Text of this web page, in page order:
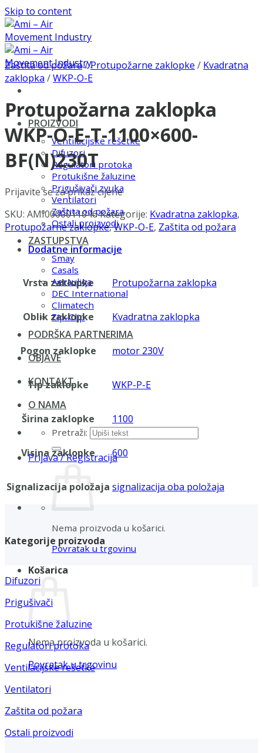
Skip to content
PROIZVODI
Ventilacijske rešetke
Difuzori
Regulatori protoka
Protukišne žaluzine
Prigušivači zvuka
Ventilatori
Zaštita od požara
Ostali proizvodi
ZASTUPSTVA
Smay
Casals
Aerauliqa
DEC International
Climatech
Zip-Clip
PODRŠKA PARTNERIMA
OBJAVE
KONTAKT
O NAMA
Pretraži:
Prijava / Registracija
Nema proizvoda u košarici.
Povratak u trgovinu
Košarica
Nema proizvoda u košarici.
Povratak u trgovinu
Zaštita od požara/Protupožarne zaklopke / Kvadratna
zaklopka /WKP-O-E
Protupožarna zaklopka
WKP-O-E-T-1100×600-
BF(N)230T
Prijavite se za prikaz cijene
SKU: AMI0000011046Kategorije: Kvadratna zaklopka,
Protupožarne zaklopke,WKP-O-E, Zaštita od požara
Dodatne informacije
Vrsta zaklopke Protupožarna zaklopka
Oblik zaklopke Kvadratna zaklopka
Pogon zaklopke motor 230V
Tip zaklopke WKP-P-E
Širina zaklopke 1100
Visina zaklopke 600
Signalizacija položaja signalizacija oba položaja
Kategorije proizvoda
Difuzori
Prigušivači
Protukišne žaluzine
Regulatori protoka
Ventilacijske rešetke
Ventilatori
Zaštita od požara
Ostali proizvodi